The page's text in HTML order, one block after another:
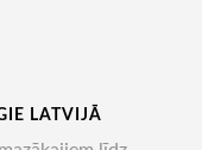
LATVIJĀ